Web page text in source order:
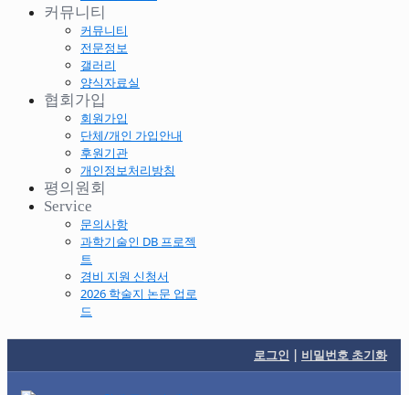
커뮤니티
커뮤니티
전문정보
갤러리
양식자료실
협회가입
회원가입
단체/개인 가입안내
후원기관
개인정보처리방침
평의원회
Service
문의사항
과학기술인 DB 프로젝
트
경비 지원 신청서
2026 학술지 논문 업로
드
로그인 | 비밀번호 초기화